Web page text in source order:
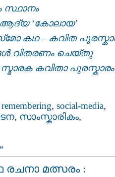
സ്ഥാനം
‘കോലായ’
കഥ – കവിത
വിതരണം ചെയ്തു
കവിതാ പുരസ്കാരം
remembering, social-media,
, സാംസ്കാരികം,
മത്സരം :